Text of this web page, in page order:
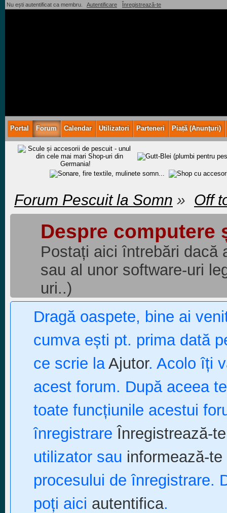
Nu ești autentificat ca membru. Autentificare Înregistrează-te
Portal Forum Calendar Utilizatori Parteneri Piață (Anunţuri)
Forum Pescuit la Somn » Off
Despre computere
Postați aici întrebări dacă
sau al unor software-uri
uri..)
Dragă oaspete, bine ai
cumva ești pt. prima dată
ce scrie laAjutor. Acolo îți
acest forum. După aceea
toate funcțiunile acestui
înregistrare Înregistrează-te
utilizator sau informează-
procesului de înregistrare.
poți aici autentifica.